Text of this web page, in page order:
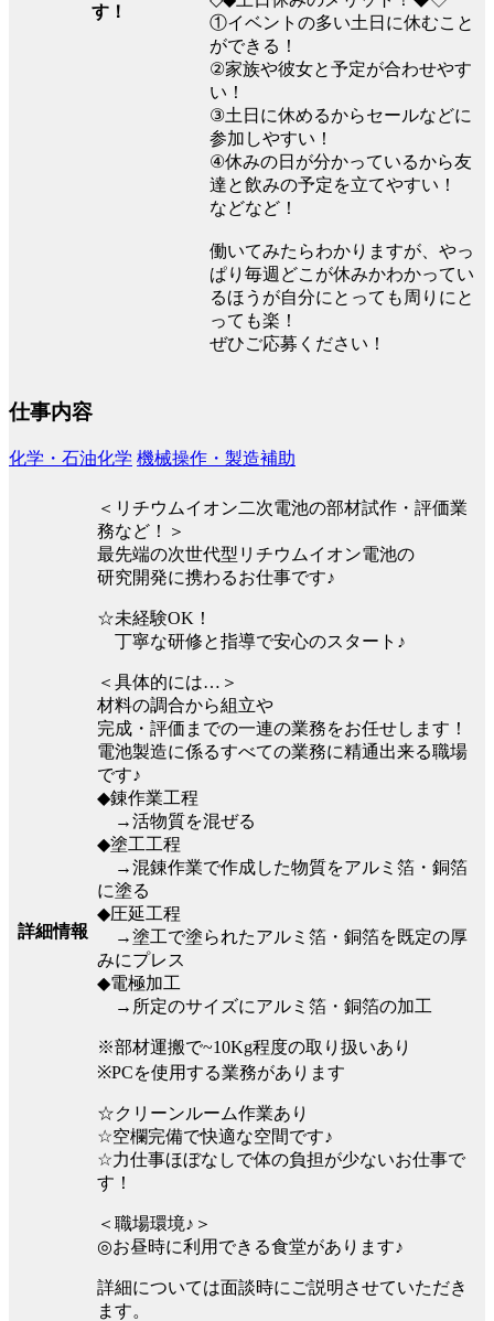
す！
①イベントの多い土日に休むこと
ができる！
②家族や彼女と予定が合わせやす
い！
③土日に休めるからセールなどに
参加しやすい！
④休みの日が分かっているから友
達と飲みの予定を立てやすい！
などなど！
働いてみたらわかりますが、やっ
ぱり毎週どこが休みかわかってい
るほうが自分にとっても周りにと
っても楽！
ぜひご応募ください！
仕事内容
化学・石油化学 機械操作・製造補助
詳細情報
＜リチウムイオン二次電池の部材試作・評価業
務など！＞
最先端の次世代型リチウムイオン電池の
研究開発に携わるお仕事です♪
☆未経験OK！
丁寧な研修と指導で安心のスタート♪
＜具体的には…＞
材料の調合から組立や
完成・評価までの一連の業務をお任せします！
電池製造に係るすべての業務に精通出来る職場
です♪
◆錬作業工程
→活物質を混ぜる
◆塗工工程
→混錬作業で作成した物質をアルミ箔・銅箔
に塗る
◆圧延工程
→塗工で塗られたアルミ箔・銅箔を既定の厚
みにプレス
◆電極加工
→所定のサイズにアルミ箔・銅箔の加工
※部材運搬で~10Kg程度の取り扱いあり
※PCを使用する業務があります
☆クリーンルーム作業あり
☆空欄完備で快適な空間です♪
☆力仕事ほぼなしで体の負担が少ないお仕事で
す！
＜職場環境♪＞
◎お昼時に利用できる食堂があります♪
詳細については面談時にご説明させていただき
ます。